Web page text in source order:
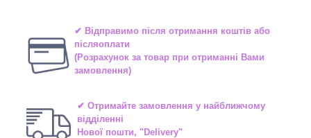
✔ Відправимо після отримання коштів або
післяоплати
(Розрахунок за товар при отриманні Вами
замовлення)
✔ Отримайте замовлення у найближчому
відділенні
Нової пошти, "Delivery"